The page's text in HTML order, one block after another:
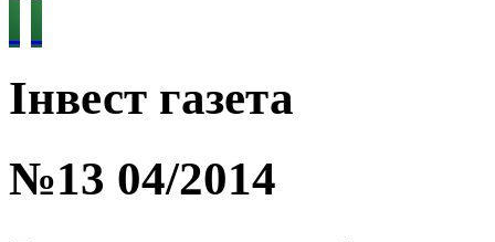
Інвест газета
№13 04/2014